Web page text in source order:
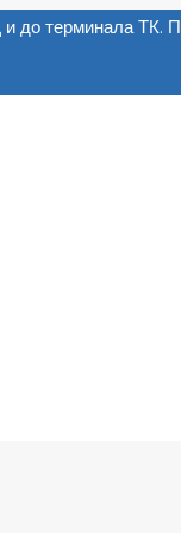
и до терминала